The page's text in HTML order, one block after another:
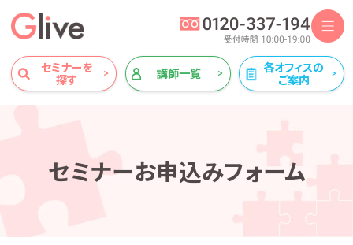
セミナーを
探す
講師一覧
各オフィスの
ご案内
セミナーお申込みフォーム